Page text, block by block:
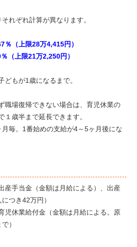
れぞれ計算が異なります。
％（上限28万4,415円）
（上限21万2,250円）
どもが1歳になるまで。
職場復帰できない場合は、育児休業の
１歳半まで延長できます。
月毎。1番始めの支給が4～5ヶ月後にな
手当金（金額は月給による）、出産
つき42万円）
休業給付金（金額は月給による。原
）